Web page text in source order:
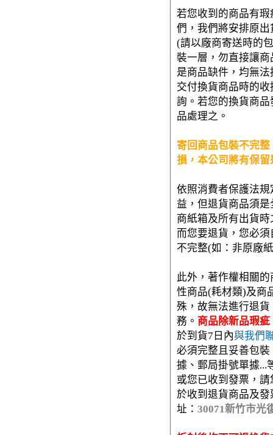
若您收到的商品有
們，我們將安排原
(請以廠商寄送時的
裝一層，勿直接讓
是商品缺件，均無
交付換貨商品時的
詢。若您的換貨商
品處理之。
寄回商品包裝不完
損，本公司將有保
依照消費者保護法
益，但退貨商品須
商紙箱及所有出貨
而您要退貨，您必
不完整(如：非原廠
此外，著作權相關
性商品(耗材類)及商
殊，故無法進行退
務。 商品除新品瑕
於到貨7日內與我們
必須完整且妥善包
據、郵局掛號單據...
或您已收到發票，
於收到退貨商品及
址： 30071新竹市光